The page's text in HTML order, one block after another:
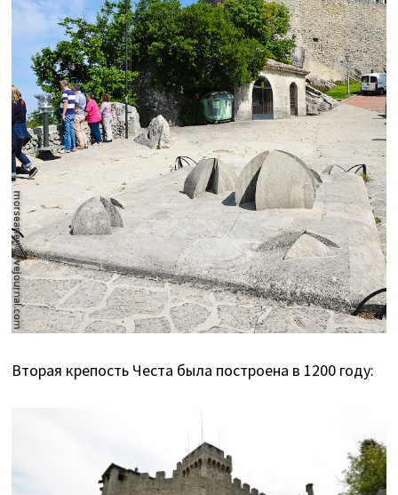
Вторая крепость Честа была построена в 1200 году: